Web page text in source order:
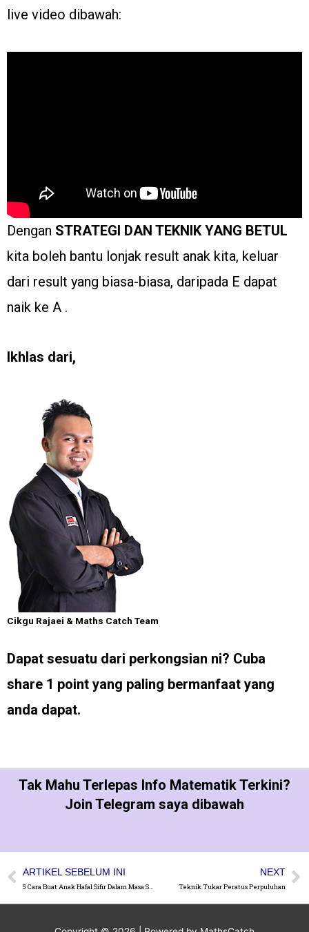
live video dibawah:
Dengan STRATEGI DAN TEKNIK YANG BETUL
kita boleh bantu lonjak result anak kita, keluar
dari result yang biasa-biasa, daripada E dapat
naik ke A .
Ikhlas dari,
Cikgu Rajaei & Maths Catch Team
Dapat sesuatu dari perkongsian ni? Cuba
share 1 point yang paling bermanfaat yang
anda dapat.
Tak Mahu Terlepas Info Matematik Terkini?
Join Telegram saya dibawah
ARTIKEL SEBELUM INI
5 Cara Buat Anak Hafal Sifir Dalam Masa Sehari
NEXT
Teknik Tukar Peratus Perpuluhan